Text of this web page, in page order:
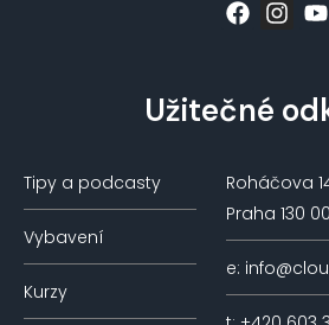
Užitečné
Tipy a podcasty
Vybavení
Kurzy
Roháčova
Praha 130 00
e: